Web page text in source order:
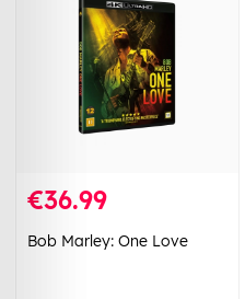
€36.99
Bob Marley: One Love